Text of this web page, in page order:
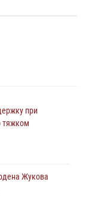
при
тяжком
Жукова